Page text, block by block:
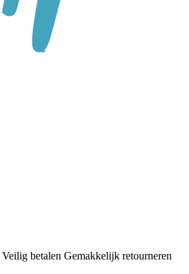
Veilig betalen Gemakkelijk retourneren